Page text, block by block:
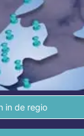
in de regio